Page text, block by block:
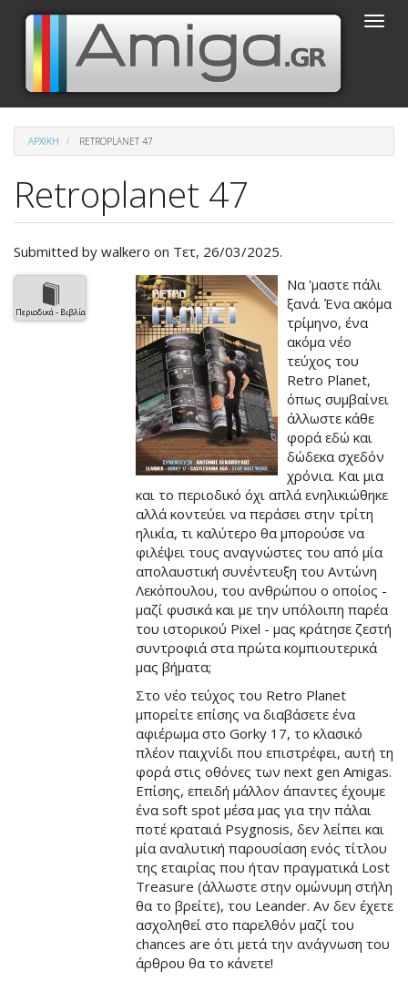
Παράκαμψη
κυρίως
περιεχόμενο
Toggle
ΑΡΧΙΚΉ RETROPLANET 47
Retroplanet 47
Submitted by walkero on Τετ, 26/03/2025.
Περιοδικά - Βιβλία
Βασική
εικόνα
του
άρθρου
Να 'μαστε πάλι
ξανά. Ένα ακόμα
τρίμηνο, ένα
ακόμα νέο
τεύχος του
Retro Planet,
όπως συμβαίνει
άλλωστε κάθε
φορά εδώ και
δώδεκα σχεδόν
χρόνια. Και μια
και το περιοδικό όχι απλά ενηλικιώθηκε
αλλά κοντεύει να περάσει στην τρίτη
ηλικία, τι καλύτερο θα μπορούσε να
φιλέψει τους αναγνώστες του από μία
απολαυστική συνέντευξη του Αντώνη
Λεκόπουλου, του ανθρώπου ο οποίος -
μαζί φυσικά και με την υπόλοιπη παρέα
του ιστορικού Pixel - μας κράτησε ζεστή
συντροφιά στα πρώτα κομπιουτερικά
μας βήματα;
Στο νέο τεύχος του Retro Planet
μπορείτε επίσης να διαβάσετε ένα
αφιέρωμα στο Gorky 17, το κλασικό
πλέον παιχνίδι που επιστρέφει, αυτή τη
φορά στις οθόνες των next gen Amigas.
Επίσης, επειδή μάλλον άπαντες έχουμε
ένα soft spot μέσα μας για την πάλαι
ποτέ κραταιά Psygnosis, δεν λείπει και
μία αναλυτική παρουσίαση ενός τίτλου
της εταιρίας που ήταν πραγματικά Lost
Treasure (άλλωστε στην ομώνυμη στήλη
θα το βρείτε), του Leander. Αν δεν έχετε
ασχοληθεί στο παρελθόν μαζί του
chances are ότι μετά την ανάγνωση του
άρθρου θα το κάνετε!